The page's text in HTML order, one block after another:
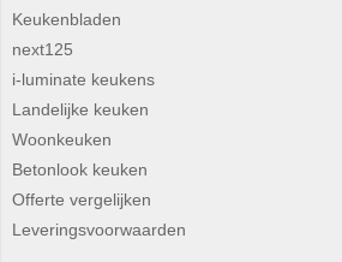
Keukenbladen
next125
i-luminate keukens
Landelijke keuken
Woonkeuken
Betonlook keuken
Offerte vergelijken
Leveringsvoorwaarden